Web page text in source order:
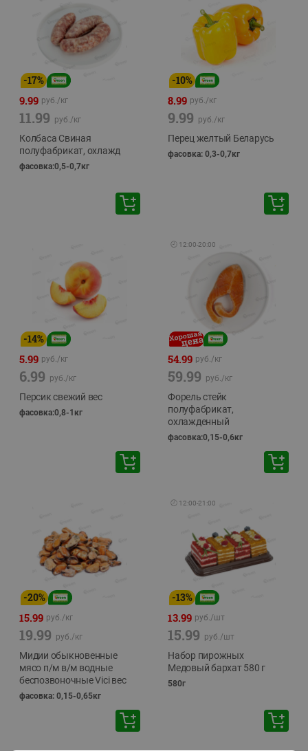
-17%
9.99 руб./кг
11.99 руб./кг
Колбаса Свиная
полуфабрикат, охлажд
фасовка:0,5-0,7кг
-10%
8.99 руб./кг
9.99 руб./кг
Перец желтый Беларусь
фасовка: 0,3-0,7кг
-14%
5.99 руб./кг
6.99 руб./кг
Персик свежий вес
фасовка:0,8-1кг
🕘 12:00-20:00
54.99 руб./кг
59.99 руб./кг
Форель стейк
полуфабрикат,
охлажденный
фасовка:0,15-0,6кг
-20%
15.99 руб./кг
19.99 руб./кг
Мидии обыкновенные
мясо п/м в/м водные
беспозвоночные Vici вес
фасовка: 0,15-0,65кг
🕘 12:00-21:00
-13%
13.99 руб./шт
15.99 руб./шт
Набор пирожных
Медовый бархат 580 г
580г